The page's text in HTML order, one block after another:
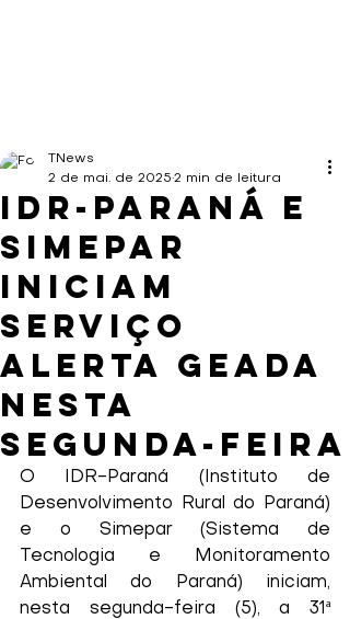
IDR-Paraná e
Simepar
iniciam
serviço
Alerta Geada
nesta
segunda-feira
TNews
2 de mai. de 2025 2 min de leitura
O IDR-Paraná (Instituto de
Desenvolvimento Rural do Paraná)
e o Simepar (Sistema de
Tecnologia e Monitoramento
Ambiental do Paraná) iniciam,
nesta segunda-feira (5), a 31ª